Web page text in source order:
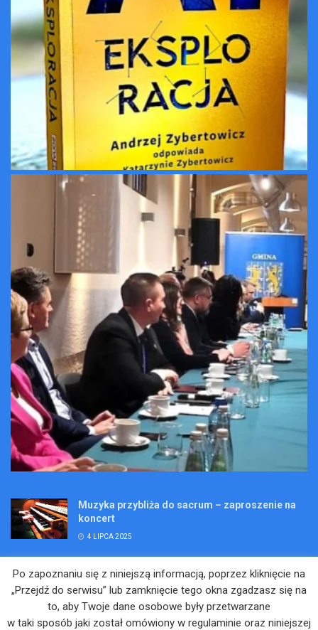
Muzyka przybliża do sacrum – zaproszenie na
koncert
4 LIPCA 2025
Kopalniane Ekspedycje
Adam Maciejczyk: „Chcemy przełamywać
Po zapoznaniu się z niniejszą informacją, poprzez kliknięcie na
„Przejdź do serwisu” lub zamknięcie tego okna zgadzasz się na
to, aby Twoje dane osobowe były przetwarzane
w taki sposób jaki został omówiony w regulaminie oraz niniejszej